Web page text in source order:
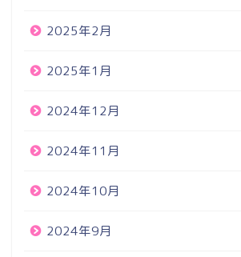
2025年2月
2025年1月
2024年12月
2024年11月
2024年10月
2024年9月